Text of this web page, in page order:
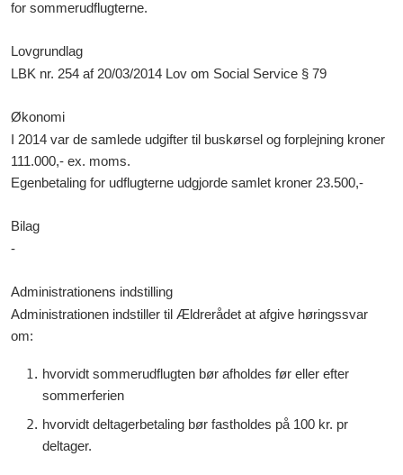
for sommerudflugterne.
Lovgrundlag
LBK nr. 254 af 20/03/2014 Lov om Social Service § 79
Økonomi
I 2014 var de samlede udgifter til buskørsel og forplejning kroner
111.000,- ex. moms.
Egenbetaling for udflugterne udgjorde samlet kroner 23.500,-
Bilag
-
Administrationens indstilling
Administrationen indstiller til Ældrerådet at afgive høringssvar
om:
hvorvidt sommerudflugten bør afholdes før eller efter
sommerferien
hvorvidt deltagerbetaling bør fastholdes på 100 kr. pr
deltager.